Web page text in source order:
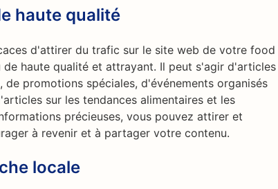
haute qualité
d'attirer du trafic sur le site web de votre food
haute qualité et attrayant. Il peut s'agir d'articles
promotions spéciales, d'événements organisés
sur les tendances alimentaires et les
précieuses, vous pouvez attirer et
à revenir et à partager votre contenu.
locale